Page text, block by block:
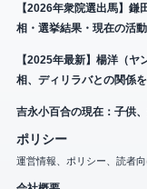
【2026年衆院選出馬】
相・選挙結果・現在の活
【2025年最新】楊洋（
相、ディリラバとの関係
吉永小百合の現在：子供
ポリシー
運営情報、ポリシー、読者向